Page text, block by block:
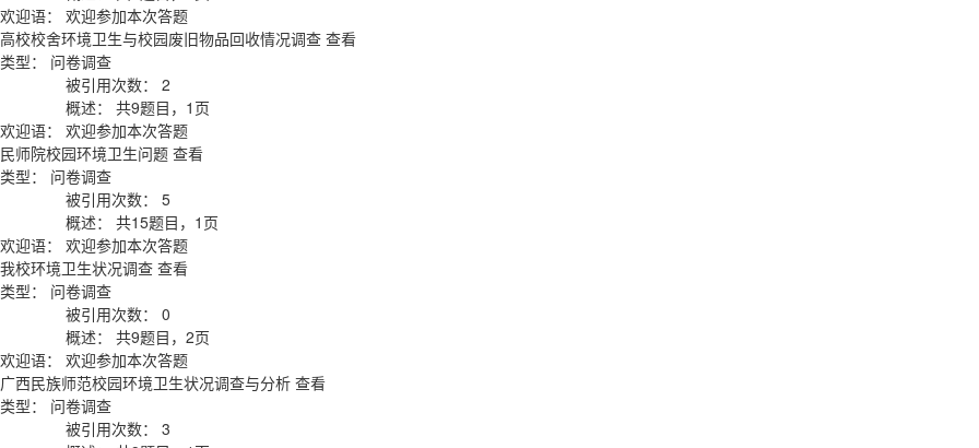
欢迎语：
欢迎参加本次答题
高校校舍环境卫生与校园废旧物品回收情况调查 查看
类型：
问卷调查
被引用次数：
2
概述：
共9题目，1页
欢迎语：
欢迎参加本次答题
民师院校园环境卫生问题 查看
类型：
问卷调查
被引用次数：
5
概述：
共15题目，1页
欢迎语：
欢迎参加本次答题
我校环境卫生状况调查 查看
类型：
问卷调查
被引用次数：
0
概述：
共9题目，2页
欢迎语：
欢迎参加本次答题
广西民族师范校园环境卫生状况调查与分析 查看
类型：
问卷调查
被引用次数：
3